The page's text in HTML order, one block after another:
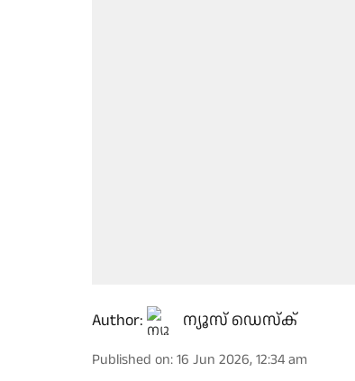
Author: ന്യൂസ് ഡെസ്ക്
Published on:16 Jun 2026, 12:34 am